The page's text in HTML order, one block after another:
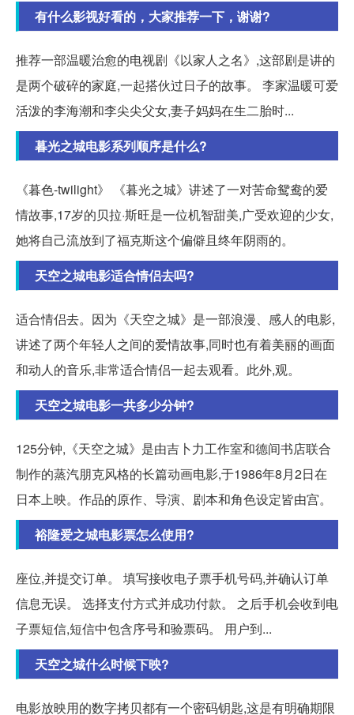
有什么影视好看的，大家推荐一下，谢谢?
推荐一部温暖治愈的电视剧《以家人之名》,这部剧是讲的
是两个破碎的家庭,一起搭伙过日子的故事。 李家温暖可爱
活泼的李海潮和李尖尖父女,妻子妈妈在生二胎时...
暮光之城电影系列顺序是什么?
《暮色-twilight》 《暮光之城》讲述了一对苦命鸳鸯的爱
情故事,17岁的贝拉·斯旺是一位机智甜美,广受欢迎的少女,
她将自己流放到了福克斯这个偏僻且终年阴雨的。
天空之城电影适合情侣去吗?
适合情侣去。因为《天空之城》是一部浪漫、感人的电影,
讲述了两个年轻人之间的爱情故事,同时也有着美丽的画面
和动人的音乐,非常适合情侣一起去观看。此外,观。
天空之城电影一共多少分钟?
125分钟,《天空之城》是由吉卜力工作室和德间书店联合
制作的蒸汽朋克风格的长篇动画电影,于1986年8月2日在
日本上映。作品的原作、导演、剧本和角色设定皆由宫。
裕隆爱之城电影票怎么使用?
座位,并提交订单。 填写接收电子票手机号码,并确认订单
信息无误。 选择支付方式并成功付款。 之后手机会收到电
子票短信,短信中包含序号和验票码。 用户到...
天空之城什么时候下映?
电影放映用的数字拷贝都有一个密码钥匙,这是有明确期限